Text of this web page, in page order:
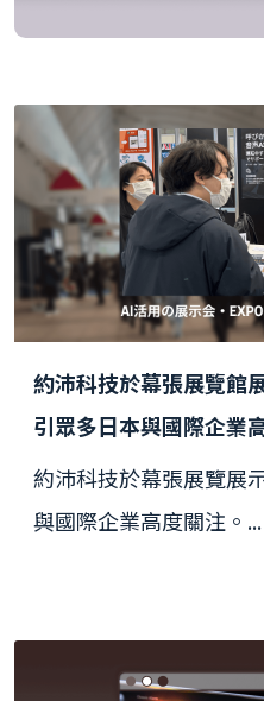
約沛科技於幕張展覽館
引眾多日本與國際企業
約沛科技於幕張展覽展
與國際企業高度關注。...